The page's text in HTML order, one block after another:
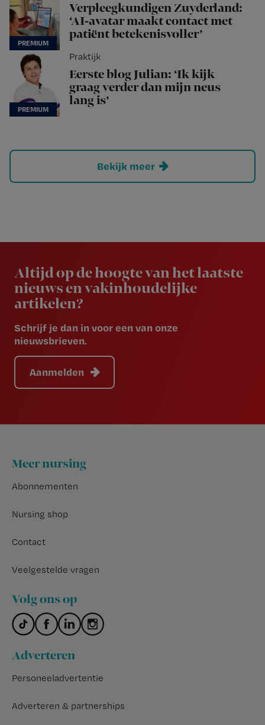
Verpleegkundigen Zuyderland:
‘AI-avatar maakt contact met
patiënt betekenisvoller’
Praktijk
Eerste blog Julian: ‘Ik kijk
graag verder dan mijn neus
lang is’
Bekijk meer
Altijd op de hoogte van het laatste
nieuws en vakinhoudelijke
artikelen?
Schrijf je dan in voor een van onze
nieuwsbrieven.
Aanmelden
Footer
Meer nursing
Abonnementen
Nursing shop
Contact
Veelgestelde vragen
Volg ons op
Adverteren
Personeeladvertentie
Adverteren & partnerships